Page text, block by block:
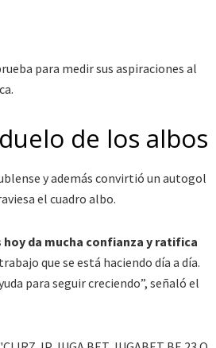
para medir sus aspiraciones al
de los albos
y además convirtió un autogol
el cuadro albo.
da mucha confianza y ratifica
que se está haciendo día a día.
para seguir creciendo”, señaló el